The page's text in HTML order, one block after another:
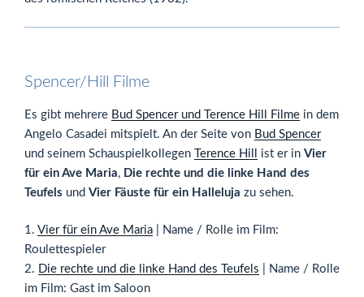
Spencer/Hill Filme
Es gibt mehrere Bud Spencer und Terence Hill Filme in dem
Angelo Casadei mitspielt. An der Seite von Bud Spencer
und seinem Schauspielkollegen Terence Hill ist er in Vier
für ein Ave Maria, Die rechte und die linke Hand des
Teufels und Vier Fäuste für ein Halleluja zu sehen.
1. Vier für ein Ave Maria | Name / Rolle im Film:
Roulettespieler
2. Die rechte und die linke Hand des Teufels | Name / Rolle
im Film: Gast im Saloon